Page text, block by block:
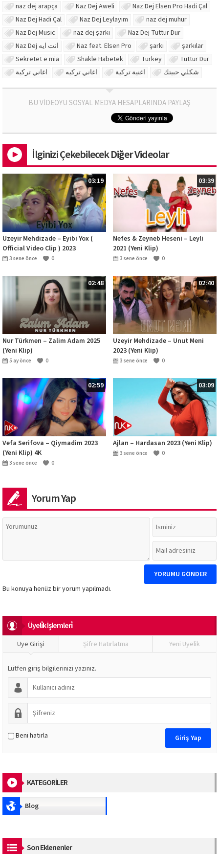
naz dej arapça Naz Dej Aweli
Naz Dej Elsen Pro Hadi Çal
Naz Dej Hadi Çal
Naz Dej Leylayim
naz dej muhur
Naz Dej Music
naz dej şarkı
Naz Dej Tuttur Dur
Naz Dej انت ايه
Naz feat. Elsen Pro şarkı
şarkılar
Sekretet e mia
Shakle Habetek Turkey
Tuttur Dur
اغاني تركية
اغاني تركيه اغنية تركية شكلي حبيتك
BU VİDEOYU SOSYAL MEDYA HESAPLARINDA PAYLAŞ
İlginizi Çekebilecek Diğer Videolar
03:19
Uzeyir Mehdizade – Eyibi Yox (
Official Video Clip ) 2023
3 sene önce 0
03:39
Nefes & Zeyneb Heseni – Leyli
2021 (Yeni Klip)
3 sene önce 0
02:48
Nur Türkmen – Zalim Adam 2025
(Yeni Klip)
5 ay önce 0
02:40
Uzeyir Mehdizade – Unut Meni
2023 (Yeni Klip)
3 sene önce 0
02:59
Vefa Serifova – Qiymadim 2023
(Yeni Klip) 4K
3 sene önce 0
03:09
Ajlan – Hardasan 2023 (Yeni Klip)
3 sene önce 0
Yorum Yap
Bu konuya henüz bir yorum yapılmadı.
Üyeli̇k İşlemleri̇
Üye Girişi Şifre Hatırlatma Yeni Üyelik
Lütfen giriş bilgilerinizi yazınız.
Beni hatırla
KATEGORİLER
Blog
Son Eklenenler